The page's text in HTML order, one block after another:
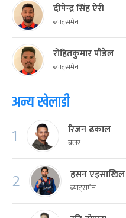
दीपेन्द्र सिंह ऐरी
ब्याट्समेन
रोहितकुमार पौडेल
ब्याट्समेन
अन्य खेलाडी
1 रिजन ढकाल
बलर
2 हसन एइसाखिल
ब्याट्समेन